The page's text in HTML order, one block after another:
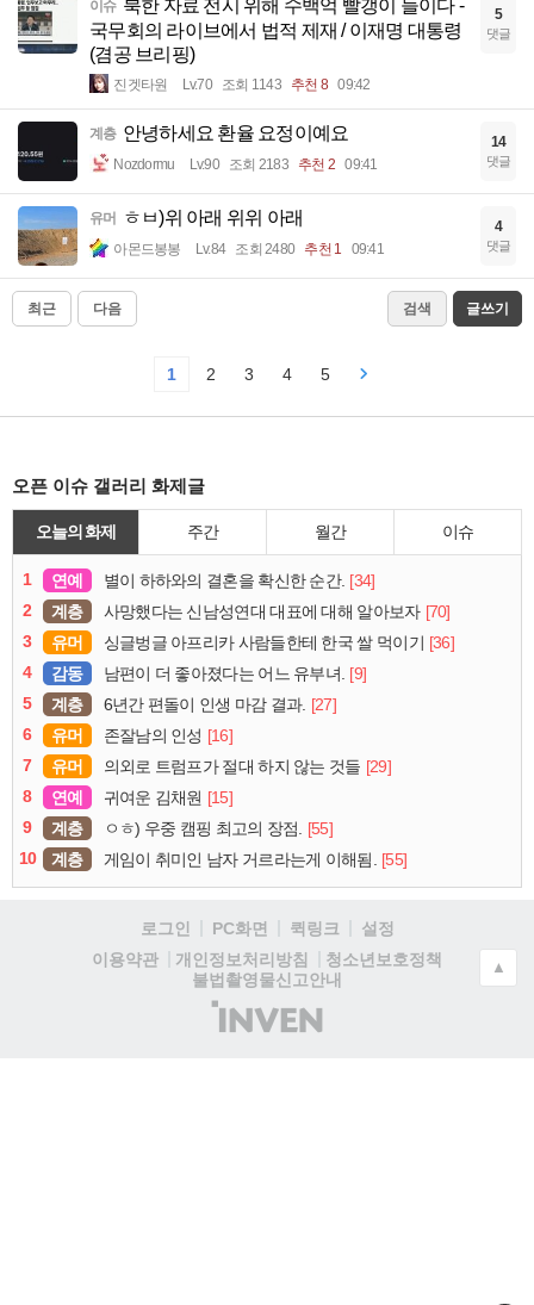
이슈 북한 자료 전시 위해 수백억 빨갱이 들이다 -
국무회의 라이브에서 법적 제재 / 이재명 대통령
(겸공 브리핑)
진겟타원 Lv.70 조회 1143 추천 8 09:42
5
댓글
계층 안녕하세요 환율 요정이예요
Nozdormu Lv.90 조회 2183 추천 2 09:41
14
댓글
유머 ㅎㅂ)위 아래 위위 아래
아몬드봉봉 Lv.84 조회 2480 추천 1 09:41
4
댓글
최근 다음 검색 글쓰기
1 2 3 4 5
오픈 이슈 갤러리 화제글
오늘의 화제 주간 월간 이슈
1 연예 별이 하하와의 결혼을 확신한 순간. [34]
2
계층 사망했다는 신남성연대 대표에 대해 알아보자 [70]
3
유머 싱글벙글 아프리카 사람들한테 한국 쌀 먹이기 [36]
4
감동 남편이 더 좋아졌다는 어느 유부녀. [9]
5
계층 6년간 편돌이 인생 마감 결과. [27]
6
유머 존잘남의 인성 [16]
7
유머 의외로 트럼프가 절대 하지 않는 것들 [29]
8
연예 귀여운 김채원 [15]
9
계층 ㅇㅎ) 우중 캠핑 최고의 장점. [55]
10
계층 게임이 취미인 남자 거르라는게 이해됨. [55]
로그인 PC화면 퀵링크
설정
이용약관
개인정보처리방침
청소년보호정책
불법촬영물신고안내
(주)
인
▲